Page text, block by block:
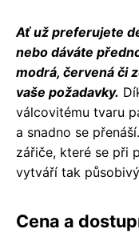
Ať už preferujete
nebo dáváte
modrá, červená či
vaše požadavky.
válcovitému tvaru
a snadno se
zářiče, které se při
vytváří tak
Cena a